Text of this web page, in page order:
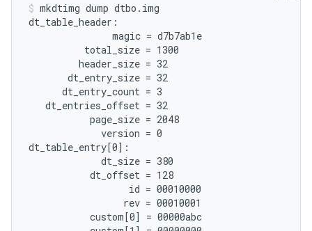
mkdtimg dump dtbo.img
dt_table_header:
               magic = d7b7ab1e
          total_size = 1300
         header_size = 32
       dt_entry_size = 32
      dt_entry_count = 3
   dt_entries_offset = 32
           page_size = 2048
             version = 0
dt_table_entry[0]:
             dt_size = 380
           dt_offset = 128
                  id = 00010000
                 rev = 00010001
           custom[0] = 00000abc